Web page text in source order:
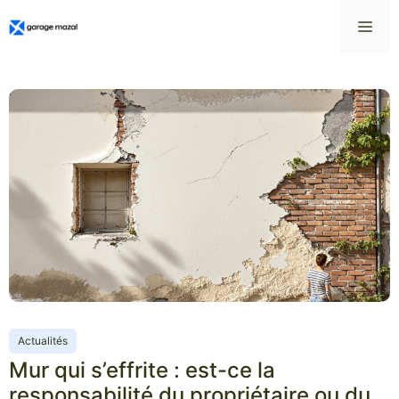
au
Actualités
Mur qui s’effrite : est-ce la